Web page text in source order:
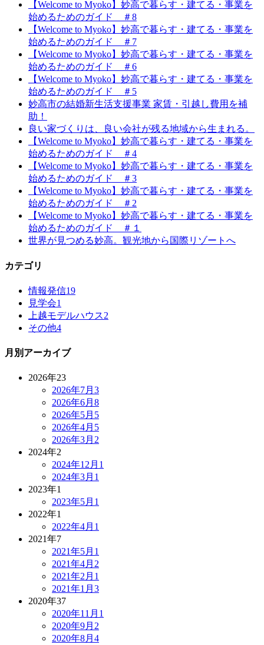
【Welcome to Myoko】妙高で暮らす・建てる・事業を
始めるためのガイド ＃8
【Welcome to Myoko】妙高で暮らす・建てる・事業を
始めるためのガイド ＃7
【Welcome to Myoko】妙高で暮らす・建てる・事業を
始めるためのガイド ＃6
【Welcome to Myoko】妙高で暮らす・建てる・事業を
始めるためのガイド ＃5
妙高市の結婚新生活支援事業 家賃・引越し費用を補
助！
良い家づくりは、良い会社が残る地域から生まれる。
【Welcome to Myoko】妙高で暮らす・建てる・事業を
始めるためのガイド ＃4
【Welcome to Myoko】妙高で暮らす・建てる・事業を
始めるためのガイド ＃3
【Welcome to Myoko】妙高で暮らす・建てる・事業を
始めるためのガイド ＃2
【Welcome to Myoko】妙高で暮らす・建てる・事業を
始めるためのガイド ＃１
世界が見つめる妙高。観光地から国際リゾートへ
カテゴリ
情報発信19
見学会1
上越モデルハウス2
その他4
月別アーカイブ
2026年23
2026年7月 3
2026年6月 8
2026年5月 5
2026年4月 5
2026年3月 2
2024年2
2024年12月 1
2024年3月 1
2023年1
2023年5月 1
2022年1
2022年4月 1
2021年7
2021年5月 1
2021年4月 2
2021年2月 1
2021年1月 3
2020年37
2020年11月 1
2020年9月 2
2020年8月 4